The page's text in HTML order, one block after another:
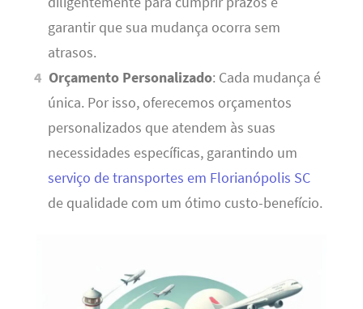
garantir que sua mudança ocorra sem
atrasos.
Orçamento Personalizado: Cada mudança é
única. Por isso, oferecemos orçamentos
personalizados que atendem às suas
necessidades específicas, garantindo um
serviço de transportes em Florianópolis SC
de qualidade com um ótimo custo-benefício.